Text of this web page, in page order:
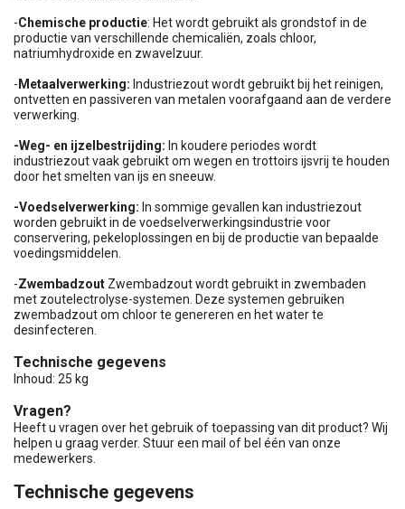
-Chemische productie: Het wordt gebruikt als grondstof in de
productie van verschillende chemicaliën, zoals chloor,
natriumhydroxide en zwavelzuur.
- Metaalverwerking: Industriezout wordt gebruikt bij het reinigen,
ontvetten en passiveren van metalen voorafgaand aan de verdere
verwerking.
-Weg- en ijzelbestrijding: In koudere periodes wordt
industriezout vaak gebruikt om wegen en trottoirs ijsvrij te houden
door het smelten van ijs en sneeuw.
-Voedselverwerking: In sommige gevallen kan industriezout
worden gebruikt in de voedselverwerkingsindustrie voor
conservering, pekeloplossingen en bij de productie van bepaalde
voedingsmiddelen.
-Zwembadzout Zwembadzout wordt gebruikt in zwembaden
met zoutelectrolyse-systemen. Deze systemen gebruiken
zwembadzout om chloor te genereren en het water te
desinfecteren.
Technische gegevens
Inhoud: 25 kg
Vragen?
Heeft u vragen over het gebruik of toepassing van dit product? Wij
helpen u graag verder. Stuur een mail of bel één van onze
medewerkers.
Technische gegevens